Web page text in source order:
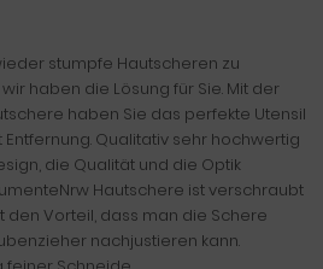
stumpfe Hautscheren zu
haben die Lösung für Sie. Mit der
haben Sie das perfekte Utensil
Qualitativ sehr hochwertig
die Qualität und die Optik
Hautschere ist verschraubt
den Vorteil, dass man die Schere
nachjustieren kann.